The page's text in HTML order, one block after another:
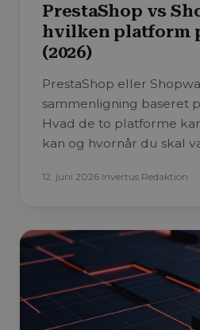
PrestaShop vs
hvilken platform
(2026)
PrestaShop eller
sammenligning baseret
Hvad de to platforme
kan og hvornår du skal
12. juni 2026 Invertus Redaktion